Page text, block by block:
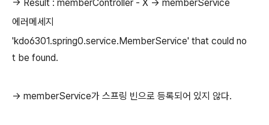
-> Result : memberController - X -> memberService
에러메세지
'kdo6301.spring0.service.MemberService' that could no
t be found.
-> memberService가 스프링 빈으로 등록되어 있지 않다.